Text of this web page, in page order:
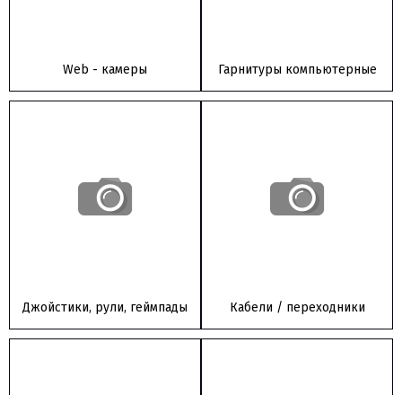
Web - камеры Гарнитуры компьютерные
Джойстики, рули, геймпады Кабели / переходники